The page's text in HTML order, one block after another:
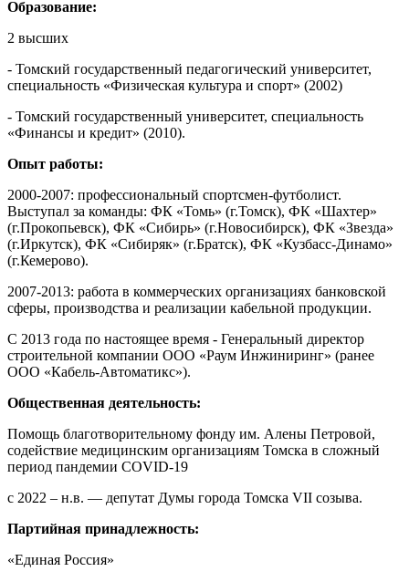
Образование:
2 высших
- Томский государственный педагогический университет,
специальность «Физическая культура и спорт» (2002)
- Томский государственный университет, специальность
«Финансы и кредит» (2010).
Опыт работы:
2000-2007: профессиональный спортсмен-футболист.
Выступал за команды: ФК «Томь» (г.Томск), ФК «Шахтер»
(г.Прокопьевск), ФК «Сибирь» (г.Новосибирск), ФК «Звезда»
(г.Иркутск), ФК «Сибиряк» (г.Братск), ФК «Кузбасс-Динамо»
(г.Кемерово).
2007-2013: работа в коммерческих организациях банковской
сферы, производства и реализации кабельной продукции.
С 2013 года по настоящее время - Генеральный директор
строительной компании ООО «Раум Инжиниринг» (ранее
ООО «Кабель-Автоматикс»).
Общественная деятельность:
Помощь благотворительному фонду им. Алены Петровой,
содействие медицинским организациям Томска в сложный
период пандемии COVID-19
с 2022 – н.в. — депутат Думы города Томска VII созыва.
Партийная принадлежность:
«Единая Россия»